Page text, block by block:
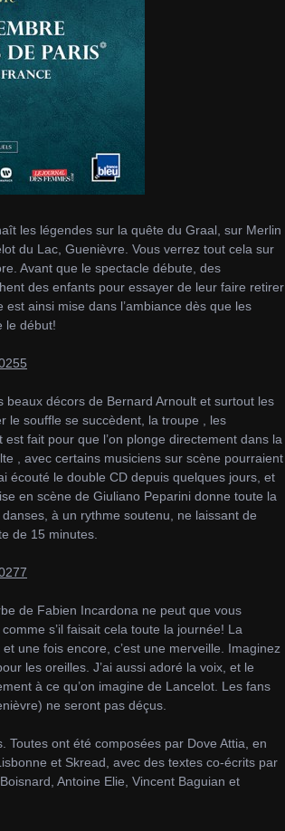
les légendes sur la quête du Graal, sur Merlin
du Lac, Guenièvre. Vous verrez tout cela sur
Avant que le spectacle débute, des
des enfants pour essayer de leur faire retirer
est ainsi mise dans l’ambiance dès que les
le début!
décors de Bernard Arnoult et surtout les
le souffle se succèdent, la troupe , les
fait pour que l’on plonge directement dans la
, avec certains musiciens sur scène pourraient
écouté le double CD depuis quelques jours, et
en scène de Giuliano Peparini donne toute la
à un rythme soutenu, ne laissant de
de 15 minutes.
de Fabien Incardona ne peut que vous
s’il faisait cela toute la journée! La
une fois encore, c’est une merveille. Imaginez
les oreilles. J’ai aussi adoré la voix, et le
à ce qu’on imagine de Lancelot. Les fans
ne seront pas déçus.
Toutes ont été composées par Dove Attia, en
et Skread, avec des textes co-écrits par
Antoine Elie, Vincent Baguian et